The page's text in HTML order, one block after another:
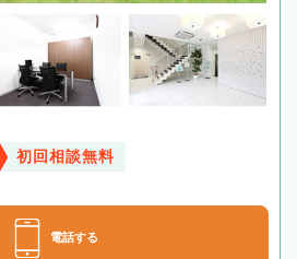
初回相談無料
電話する